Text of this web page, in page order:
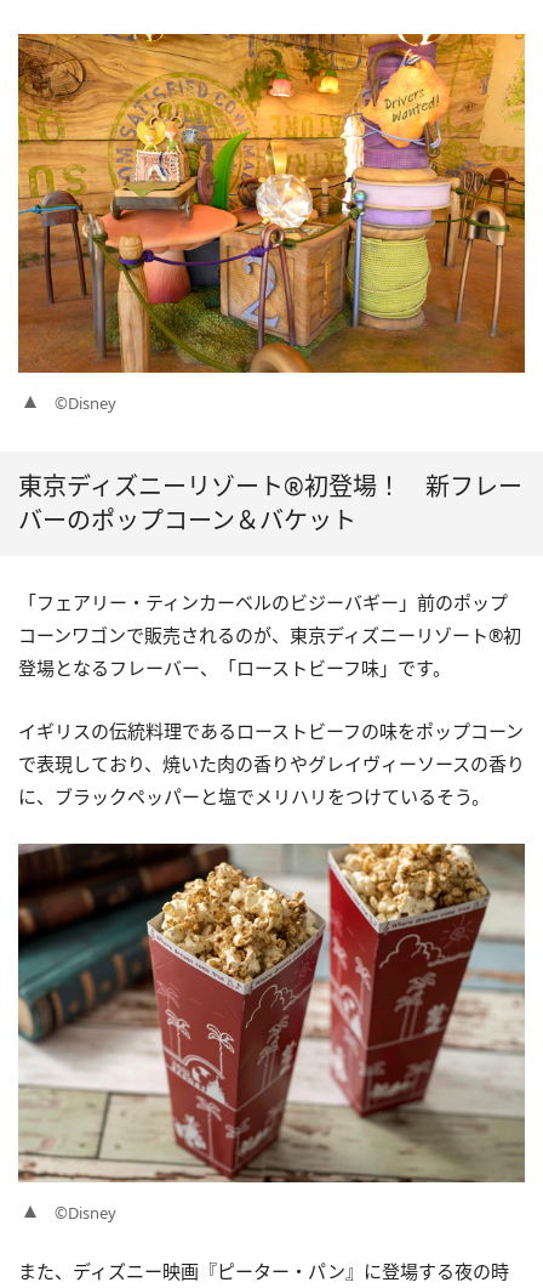
©Disney
東京ディズニーリゾート®初登場！ 新フレー
バーのポップコーン＆バケット
「フェアリー・ティンカーベルのビジーバギー」前のポップ
コーンワゴンで販売されるのが、東京ディズニーリゾート®初
登場となるフレーバー、「ローストビーフ味」です。
イギリスの伝統料理であるローストビーフの味をポップコーン
で表現しており、焼いた肉の香りやグレイヴィーソースの香り
に、ブラックペッパーと塩でメリハリをつけているそう。
©Disney
また、ディズニー映画『ピーター・パン』に登場する夜の時